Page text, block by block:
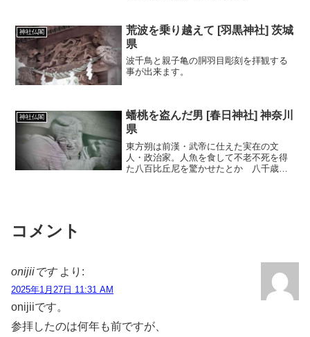
神社仏閣
荒波を乗り越えて [羽黒神社] 茨城
県
波千鳥と親子亀の胴羽目彫刻を拝観する
事が出来ます。
神社仏閣
蟠桃を盗んだ男 [春日神社] 神奈川
県
東方朔は前漢・武帝に仕えた実在の文
人・政治家。人魚を食して不老不死を得
た八百比丘尼を驚かせたとか 八千歳の
コメント
onijiiです より:
2025年1月27日 11:31 AM
onijiiです。
参拝したのは何年も前ですが、